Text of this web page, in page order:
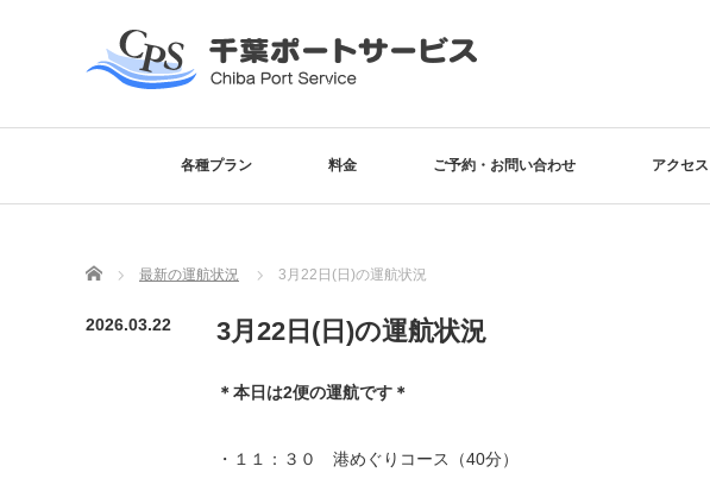
各種プラン 料金 ご予約・お問い合わせ アクセス
Home 最新の運航状況 3月22日(日)の運航状況
2026.03.22 3月22日(日)の運航状況
＊本日は2便の運航です＊
・１１：３０ 港めぐりコース（40分）